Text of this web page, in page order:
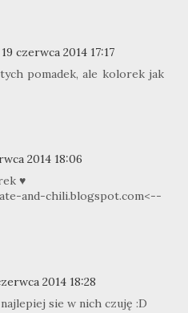
19 czerwca 2014 17:17
pomadek, ale kolorek jak
2014 18:06
♥
and-chili.blogspot.com<--
2014 18:28
sie w nich czuję :D